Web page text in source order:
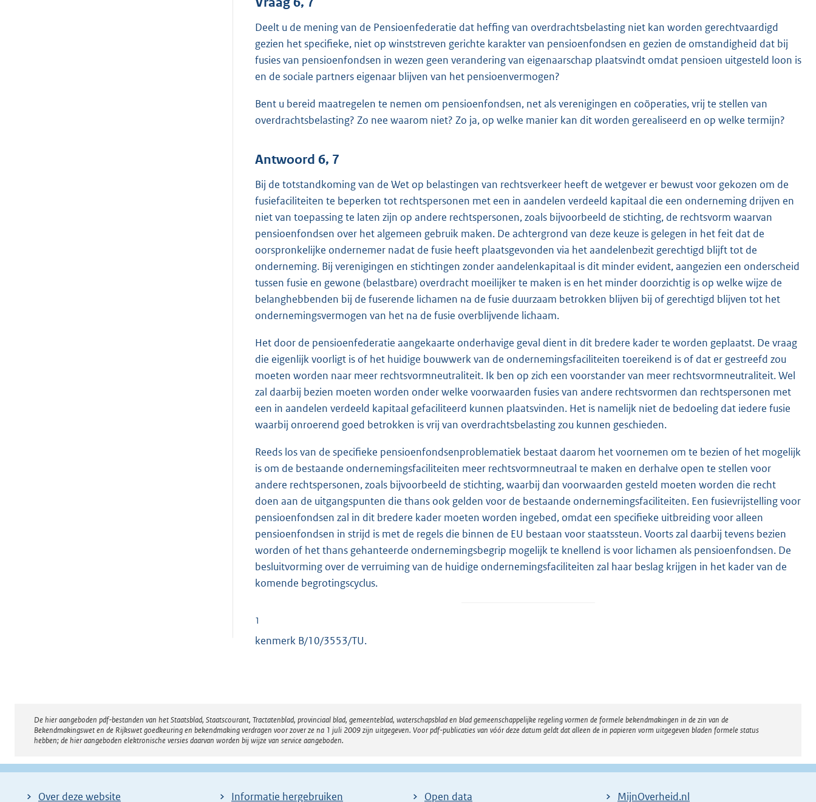
Deelt u de mening van de Pensioenfederatie dat heffing van overdrachtsbelasting niet kan worden gerechtvaardigd
gezien het specifieke, niet op winststreven gerichte karakter van pensioenfondsen en gezien de omstandigheid dat bij
fusies van pensioenfondsen in wezen geen verandering van eigenaarschap plaatsvindt omdat pensioen uitgesteld loon is
en de sociale partners eigenaar blijven van het pensioenvermogen?
Bent u bereid maatregelen te nemen om pensioenfondsen, net als verenigingen en coöperaties, vrij te stellen van
overdrachtsbelasting? Zo nee waarom niet? Zo ja, op welke manier kan dit worden gerealiseerd en op welke termijn?
Antwoord 6, 7
Bij de totstandkoming van de Wet op belastingen van rechtsverkeer heeft de wetgever er bewust voor gekozen om de
fusiefaciliteiten te beperken tot rechtspersonen met een in aandelen verdeeld kapitaal die een onderneming drijven en
niet van toepassing te laten zijn op andere rechtspersonen, zoals bijvoorbeeld de stichting, de rechtsvorm waarvan
pensioenfondsen over het algemeen gebruik maken. De achtergrond van deze keuze is gelegen in het feit dat de
oorspronkelijke ondernemer nadat de fusie heeft plaatsgevonden via het aandelenbezit gerechtigd blijft tot de
onderneming. Bij verenigingen en stichtingen zonder aandelenkapitaal is dit minder evident, aangezien een onderscheid
tussen fusie en gewone (belastbare) overdracht moeilijker te maken is en het minder doorzichtig is op welke wijze de
belanghebbenden bij de fuserende lichamen na de fusie duurzaam betrokken blijven bij of gerechtigd blijven tot het
ondernemingsvermogen van het na de fusie overblijvende lichaam.
Het door de pensioenfederatie aangekaarte onderhavige geval dient in dit bredere kader te worden geplaatst. De vraag
die eigenlijk voorligt is of het huidige bouwwerk van de ondernemingsfaciliteiten toereikend is of dat er gestreefd zou
moeten worden naar meer rechtsvormneutraliteit. Ik ben op zich een voorstander van meer rechtsvormneutraliteit. Wel
zal daarbij bezien moeten worden onder welke voorwaarden fusies van andere rechtsvormen dan rechtspersonen met
een in aandelen verdeeld kapitaal gefaciliteerd kunnen plaatsvinden. Het is namelijk niet de bedoeling dat iedere fusie
waarbij onroerend goed betrokken is vrij van overdrachtsbelasting zou kunnen geschieden.
Reeds los van de specifieke pensioenfondsenproblematiek bestaat daarom het voornemen om te bezien of het mogelijk
is om de bestaande ondernemingsfaciliteiten meer rechtsvormneutraal te maken en derhalve open te stellen voor
andere rechtspersonen, zoals bijvoorbeeld de stichting, waarbij dan voorwaarden gesteld moeten worden die recht
doen aan de uitgangspunten die thans ook gelden voor de bestaande ondernemingsfaciliteiten. Een fusievrijstelling voor
pensioenfondsen zal in dit bredere kader moeten worden ingebed, omdat een specifieke uitbreiding voor alleen
pensioenfondsen in strijd is met de regels die binnen de EU bestaan voor staatssteun. Voorts zal daarbij tevens bezien
worden of het thans gehanteerde ondernemingsbegrip mogelijk te knellend is voor lichamen als pensioenfondsen. De
besluitvorming over de verruiming van de huidige ondernemingsfaciliteiten zal haar beslag krijgen in het kader van de
komende begrotingscyclus.
1
kenmerk B/10/3553/TU.
Disclaimer
De hier aangeboden pdf-bestanden van het Staatsblad, Staatscourant, Tractatenblad, provinciaal blad, gemeenteblad, waterschapsblad en blad gemeenschappelijke regeling vormen de formele bekendmakingen in de zin van de
Bekendmakingswet en de Rijkswet goedkeuring en bekendmaking verdragen voor zover ze na 1 juli 2009 zijn uitgegeven. Voor pdf-publicaties van vóór deze datum geldt dat alleen de in papieren vorm uitgegeven bladen formele status
hebben; de hier aangeboden elektronische versies daarvan worden bij wijze van service aangeboden.
Over deze website Informatie hergebruiken Open data MijnOverheid.nl